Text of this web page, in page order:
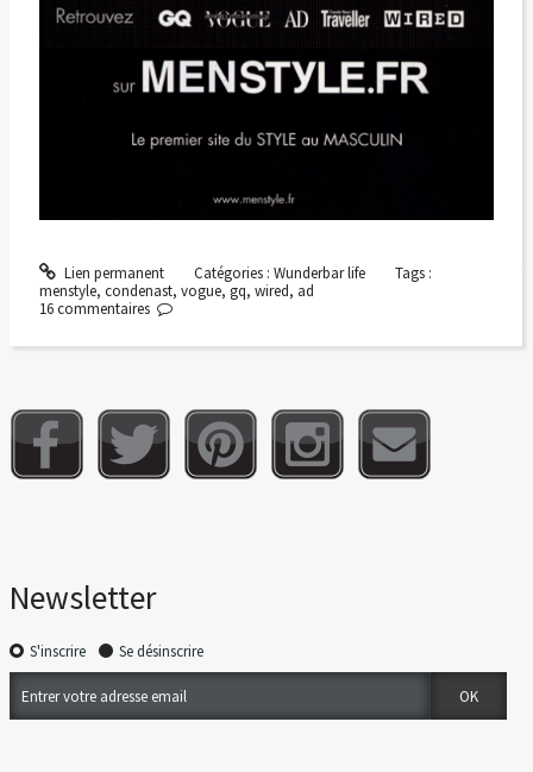
Lien permanent Catégories : Wunderbar life
Tags :
menstyle, condenast, vogue, gq, wired, ad
16 commentaires
Newsletter
S'inscrire Se désinscrire